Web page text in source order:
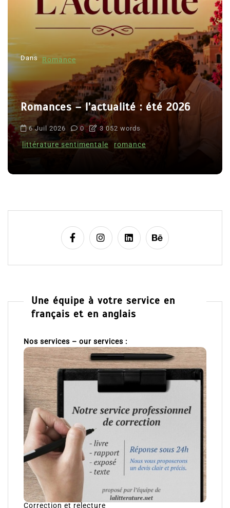
Dans Romance
Romances – l’actualité : été 2026
6 Juil 2026 0 3 052 words
littérature sentimentale romance
Une équipe à votre service en
français et en anglais
Nos services – our services :
Correction et relecture